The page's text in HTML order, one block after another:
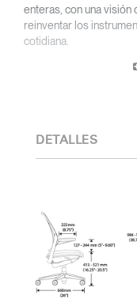
enteras, con una visión
reinventar los
cotidiana.
Con una base
un amplio
destacan el 2002
Diseño Cooper-
última etapa, Diffrient
dedicados a espacios
sillería, una categoría
innovadores, desde
DETALLES